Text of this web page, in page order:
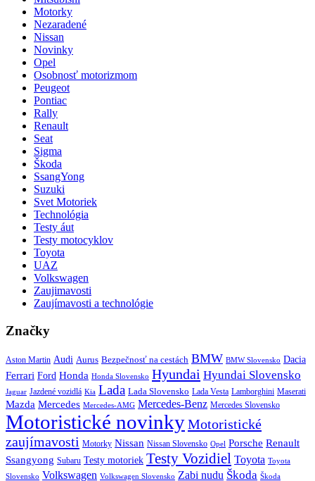
Motorky
Nezaradené
Nissan
Novinky
Opel
Osobnosť motorizmom
Peugeot
Pontiac
Rally
Renault
Seat
Sigma
Škoda
SsangYong
Suzuki
Svet Motoriek
Technológia
Testy áut
Testy motocyklov
Toyota
UAZ
Volkswagen
Zaujimavosti
Zaujímavosti a technológie
Značky
Aston Martin Audi Aurus Bezpečnosť na cestách BMW BMW Slovensko Dacia
Ferrari Ford Honda Honda Slovensko Hyundai Hyundai Slovensko
Jaguar Jazdené vozidlá Kia Lada Lada Slovensko Lada Vesta Lamborghini Maserati
Mazda Mercedes Mercedes-AMG Mercedes-Benz Mercedes Slovensko
Motoristické novinkyMotoristické
zaujímavosti Motorky Nissan Nissan Slovensko Opel Porsche Renault
Ssangyong Subaru Testy motoriek Testy Vozidiel Toyota Toyota
Slovensko Volkswagen Volkswagen Slovensko Zabi nudu Škoda Škoda